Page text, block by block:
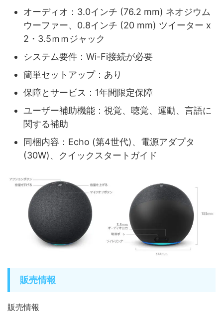
オーディオ：3.0インチ (76.2 mm) ネオジウム
ウーファー、0.8インチ (20 mm) ツイーター x
2・3.5ｍｍジャック
システム要件：Wi-Fi接続が必要
簡単セットアップ：あり
保障とサービス：1年間限定保障
ユーザー補助機能：視覚、聴覚、運動、言語に
関する補助
同梱内容：Echo (第4世代)、電源アダプタ
(30W)、クイックスタートガイド
販売情報
販売情報